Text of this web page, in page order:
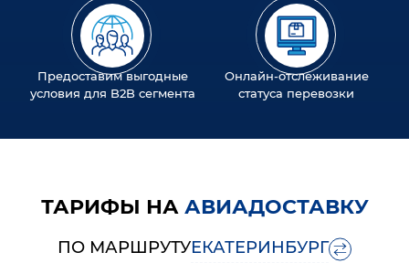
Предоставим выгодные
условия для B2B сегмента
Онлайн-отслеживание
статуса перевозки
ТАРИФЫ НА АВИАДОСТАВКУ
ПО МАРШРУТУЕКАТЕРИНБУРГ